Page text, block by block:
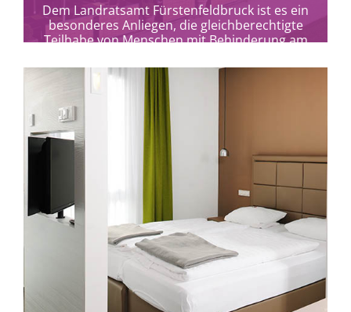
Dem Landratsamt Fürstenfeldbruck ist es ein
besonderes Anliegen, die gleichberechtigte
Teilhabe von Menschen mit Behinderung am
mehr erfahren